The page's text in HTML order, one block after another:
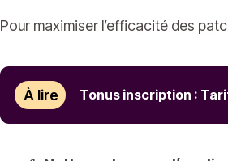
Pour maximiser l’efficacité des
À lire Tonus inscription :